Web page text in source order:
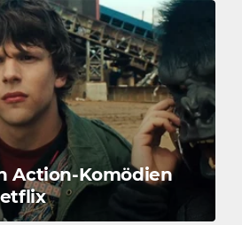
Action-Komödien